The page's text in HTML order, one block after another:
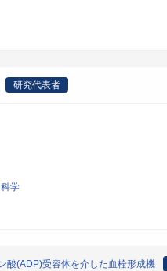
研究代表者
学
酸(ADP)受容体を介した血栓形成機